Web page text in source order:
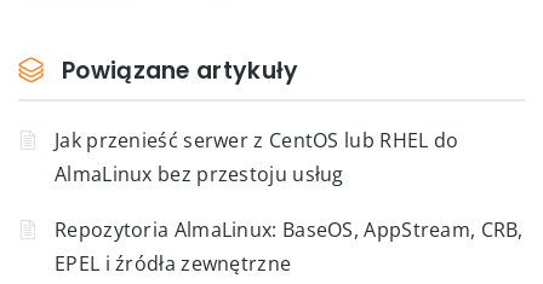
Powiązane artykuły
Jak przenieść serwer z CentOS lub RHEL do
AlmaLinux bez przestoju usług
Repozytoria AlmaLinux: BaseOS, AppStream, CRB,
EPEL i źródła zewnętrzne